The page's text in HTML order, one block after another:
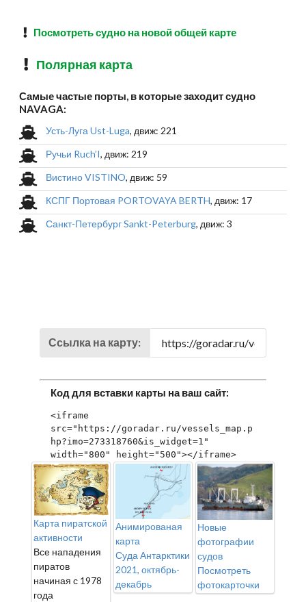
Посмотреть судно на новой общей карте
Полярная карта
Самые частые порты, в которые заходит судно
NAVAGA:
Усть-Луга Ust-Luga, движ: 221
Ручьи Ruch’I, движ: 219
Вистино VISTINO, движ: 59
КСПГ Портовая PORTOVAYA BERTH, движ: 17
Санкт-Петербург Sankt-Peterburg, движ: 3
Ссылка на карту:
Код для вставки карты на ваш сайт:
<iframe
src="https://goradar.ru/vessels_map.p
hp?imo=273318760&is_widget=1"
width="800" height="500"></iframe>
Карта пиратской
активности
Все нападения
пиратов
начиная с 1978
года
Анимированая
карта
Суда Антарктики
2021, октябрь-
декабрь
Новые
фотографии
судов
Посмотреть
фотокарточки